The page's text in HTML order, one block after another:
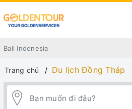
Trang chủ Du lịch Đồng Tháp